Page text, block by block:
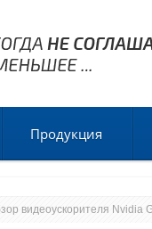
Продукция
видеоускорителя Nvidia